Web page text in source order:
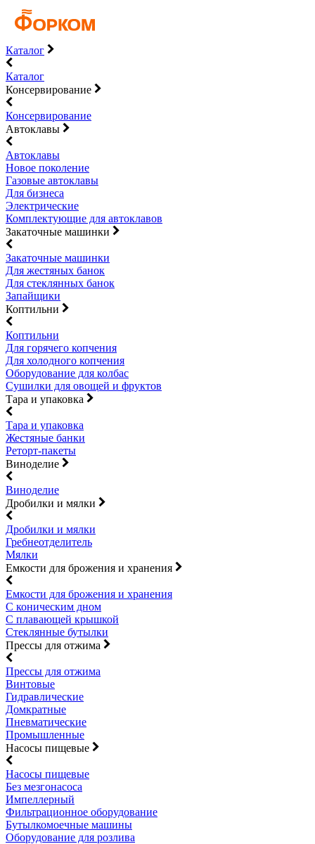
Каталог
Каталог
Консервирование
Консервирование
Автоклавы
Автоклавы
Новое поколение
Газовые автоклавы
Для бизнеса
Электрические
Комплектующие для автоклавов
Закаточные машинки
Закаточные машинки
Для жестяных банок
Для стеклянных банок
Запайщики
Коптильни
Коптильни
Для горячего копчения
Для холодного копчения
Оборудование для колбас
Сушилки для овощей и фруктов
Тара и упаковка
Тара и упаковка
Жестяные банки
Реторт-пакеты
Виноделие
Виноделие
Дробилки и мялки
Дробилки и мялки
Гребнеотделитель
Мялки
Емкости для брожения и хранения
Емкости для брожения и хранения
С коническим дном
С плавающей крышкой
Стеклянные бутылки
Прессы для отжима
Прессы для отжима
Винтовые
Гидравлические
Домкратные
Пневматические
Промышленные
Насосы пищевые
Насосы пищевые
Без мезгонасоса
Импеллерный
Фильтрационное оборудование
Бутылкомоечные машины
Оборудование для розлива